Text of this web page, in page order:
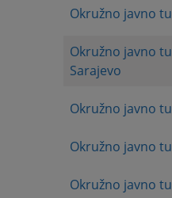
Okružno javno
Okružno javno
Sarajevo
Okružno javno
Okružno javno
Okružno javno